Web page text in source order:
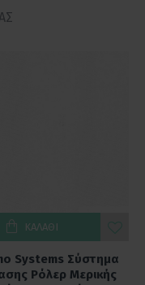
Systems Σύστημα
Ρόλερ Μερικής
ΚΑΛΆΘΙ